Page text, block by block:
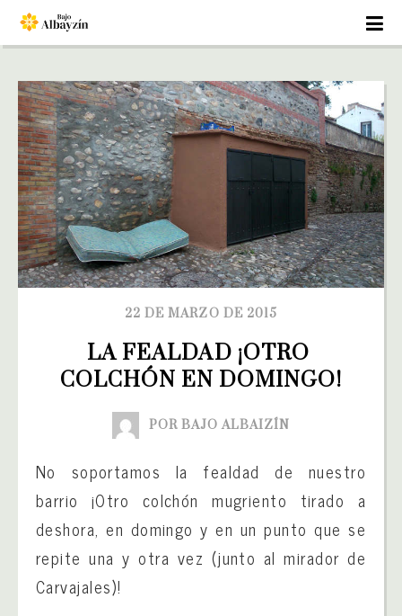
22 DE MARZO DE 2015
LA FEALDAD ¡OTRO
COLCHÓN EN DOMINGO!
POR BAJO ALBAIZÍN
No soportamos la fealdad de nuestro
barrio ¡Otro colchón mugriento tirado a
deshora, en domingo y en un punto que se
repite una y otra vez (junto al mirador de
Carvajales)!